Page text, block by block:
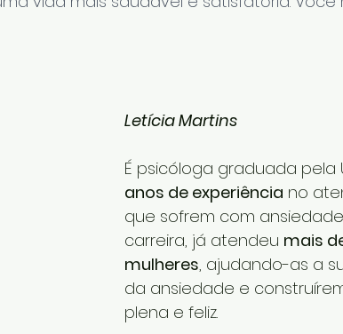
Letícia Martins
É psicóloga graduada pela
anos de experiência no
que sofrem com
carreira, já atendeu mais
mulheres, ajudando-as a
da ansiedade e
plena e feliz.